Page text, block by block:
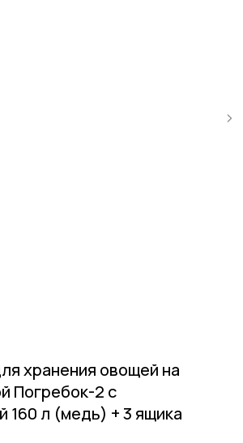
хранения овощей на
Погребок-2 с
160 л (медь) + 3 ящика